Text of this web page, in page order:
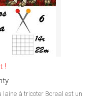
!
à tricoter Boreal est un